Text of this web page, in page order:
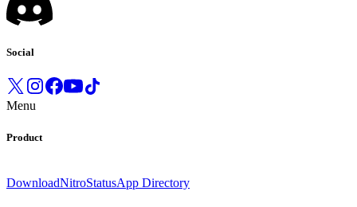
Social
Menu
Product
DownloadNitroStatusApp Directory